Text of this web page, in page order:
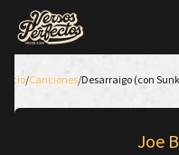
Inicio/Canciones/Desarraigo (con
Joe